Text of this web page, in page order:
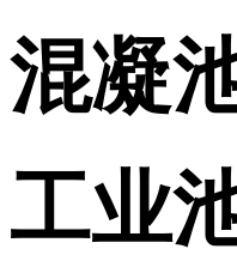
混凝
工业